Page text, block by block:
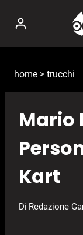
contenuto
home > trucchi
Mario
Kart
Di Redazione